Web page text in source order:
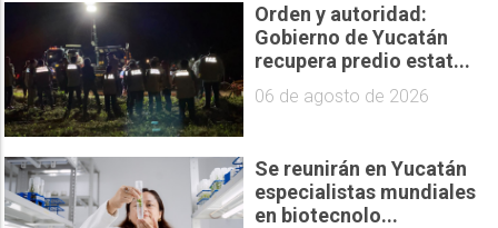
Orden y autoridad:
Gobierno de Yucatán
recupera predio estat...
06 de agosto de 2026
Se reunirán en Yucatán
especialistas mundiales
en biotecnolo...